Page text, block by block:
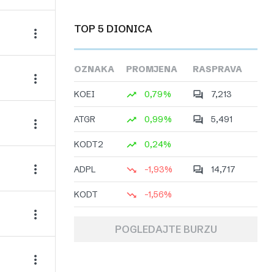
TOP 5 DIONICA
OZNAKA PROMJENA RASPRAVA
KOEI 0,79% 7,213
ATGR 0,99% 5,491
KODT2 0,24%
ADPL -1,93% 14,717
KODT -1,56%
POGLEDAJTE BURZU